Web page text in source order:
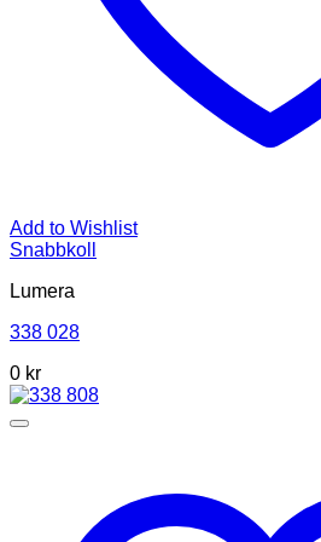
Add to Wishlist
Snabbkoll
Lumera
338 028
0 kr